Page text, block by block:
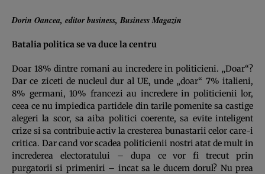
Dorin Oancea, editor business, Business Magazin
Batalia politica se va duce la centru
Doar 18% dintre romani au incredere in politicieni. „Doar“?
Dar ce ziceti de nucleul dur al UE, unde „doar“ 7% italieni,
8% germani, 10% francezi au incredere in politicienii lor,
ceea ce nu impiedica partidele din tarile pomenite sa castige
alegeri la scor, sa aiba politici coerente, sa evite inteligent
crize si sa contribuie activ la cresterea bunastarii celor care-i
critica. Dar cand vor scadea politicienii nostri atat de mult in
increderea electoratului – dupa ce vor fi trecut prin
purgatorii si primeniri – incat sa le ducem dorul? Nu prea